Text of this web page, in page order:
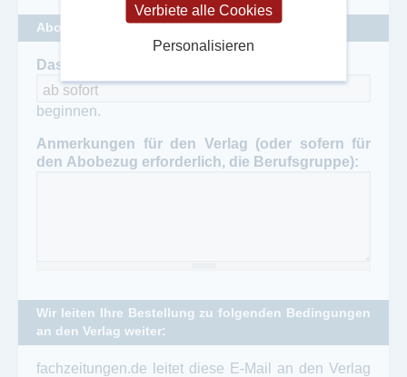
Abobeginn und Anmerkungen für den Verlag
Das Abonnement soll am
beginnen.
Anmerkungen für den Verlag (oder sofern für
den Abobezug erforderlich, die Berufsgruppe):
Wir leiten Ihre Bestellung zu folgenden Bedingungen
an den Verlag weiter:
fachzeitungen.de leitet diese E-Mail an den Verlag
Verbiete alle Cookies
Personalisieren